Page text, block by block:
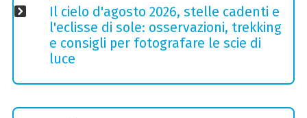
Il cielo d'agosto 2026, stelle cadenti e
l'eclisse di sole: osservazioni, trekking
e consigli per fotografare le scie di
luce